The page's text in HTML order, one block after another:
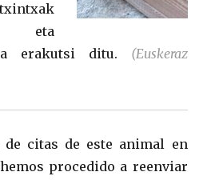
eta
erakutsi ditu. (Euskeraz
de citas de este animal en
procedido a reenviar